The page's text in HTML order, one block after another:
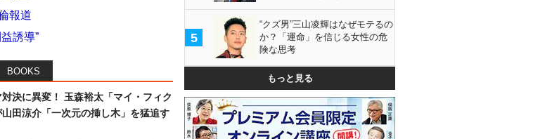
報道
誘導”
BOOKS
対決に異変！ 玉森裕太「マイ・フィク
田涼介「一次元の挿し木」を猛追す
5
“クズ男”三山凌輝はなぜモテるの
か？「運命」を信じる女性の危
険な思考
もっと見る